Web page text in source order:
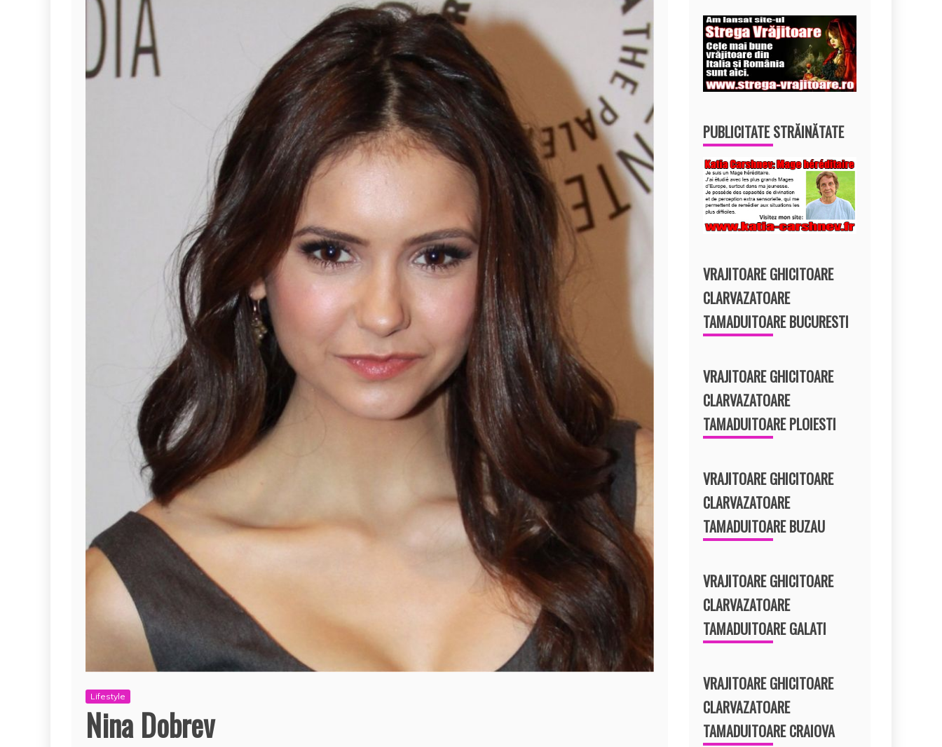
Lifestyle
Nina Dobrev
PUBLICITATE STRĂINĂTATE
VRAJITOARE GHICITOARE
CLARVAZATOARE
TAMADUITOARE BUCURESTI
VRAJITOARE GHICITOARE
CLARVAZATOARE
TAMADUITOARE PLOIESTI
VRAJITOARE GHICITOARE
CLARVAZATOARE
TAMADUITOARE BUZAU
VRAJITOARE GHICITOARE
CLARVAZATOARE
TAMADUITOARE GALATI
VRAJITOARE GHICITOARE
CLARVAZATOARE
TAMADUITOARE CRAIOVA